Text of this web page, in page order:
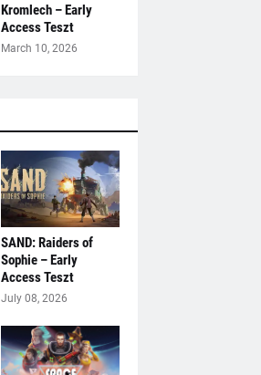
Kromlech – Early
Access Teszt
March 10, 2026
SAND: Raiders of
Sophie – Early
Access Teszt
July 08, 2026